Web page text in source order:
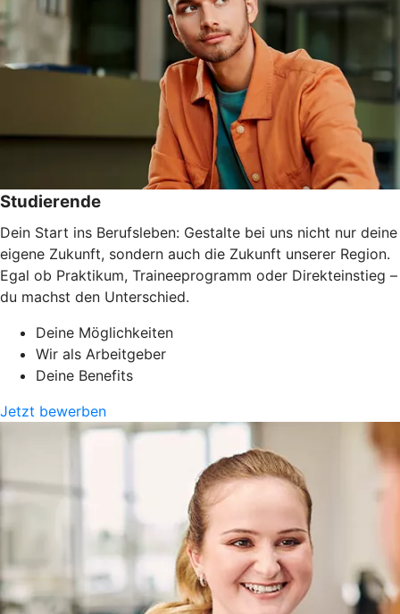
Studierende
Dein Start ins Berufsleben: Gestalte bei uns nicht nur deine
eigene Zukunft, sondern auch die Zukunft unserer Region.
Egal ob Praktikum, Traineeprogramm oder Direkteinstieg –
du machst den Unterschied.
Deine Möglichkeiten
Wir als Arbeitgeber
Deine Benefits
Jetzt bewerben